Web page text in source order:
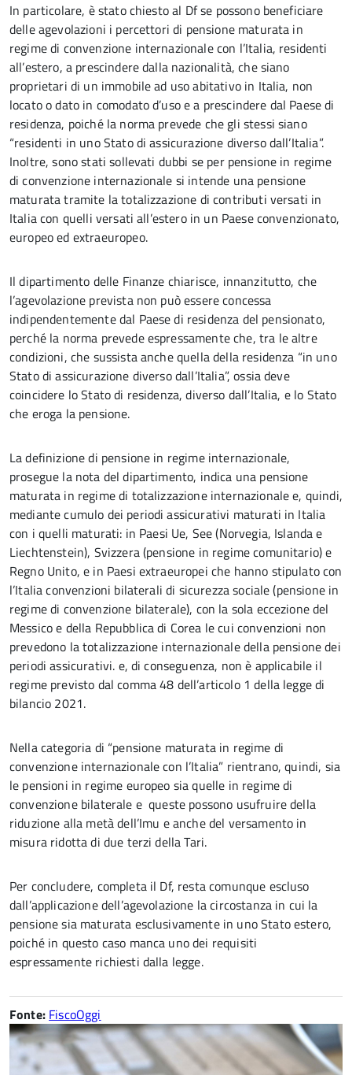
In particolare, è stato chiesto al Df se possono beneficiare
delle agevolazioni i percettori di pensione maturata in
regime di convenzione internazionale con l’Italia, residenti
all’estero, a prescindere dalla nazionalità, che siano
proprietari di un immobile ad uso abitativo in Italia, non
locato o dato in comodato d’uso e a prescindere dal Paese di
residenza, poiché la norma prevede che gli stessi siano
“residenti in uno Stato di assicurazione diverso dall’Italia”.
Inoltre, sono stati sollevati dubbi se per pensione in regime
di convenzione internazionale si intende una pensione
maturata tramite la totalizzazione di contributi versati in
Italia con quelli versati all’estero in un Paese convenzionato,
europeo ed extraeuropeo.
Il dipartimento delle Finanze chiarisce, innanzitutto, che
l’agevolazione prevista non può essere concessa
indipendentemente dal Paese di residenza del pensionato,
perché la norma prevede espressamente che, tra le altre
condizioni, che sussista anche quella della residenza “in uno
Stato di assicurazione diverso dall’Italia”, ossia deve
coincidere lo Stato di residenza, diverso dall’Italia, e lo Stato
che eroga la pensione.
La definizione di pensione in regime internazionale,
prosegue la nota del dipartimento, indica una pensione
maturata in regime di totalizzazione internazionale e, quindi,
mediante cumulo dei periodi assicurativi maturati in Italia
con i quelli maturati: in Paesi Ue, See (Norvegia, Islanda e
Liechtenstein), Svizzera (pensione in regime comunitario) e
Regno Unito, e in Paesi extraeuropei che hanno stipulato con
l’Italia convenzioni bilaterali di sicurezza sociale (pensione in
regime di convenzione bilaterale), con la sola eccezione del
Messico e della Repubblica di Corea le cui convenzioni non
prevedono la totalizzazione internazionale della pensione dei
periodi assicurativi. e, di conseguenza, non è applicabile il
regime previsto dal comma 48 dell’articolo 1 della legge di
bilancio 2021.
Nella categoria di “pensione maturata in regime di
convenzione internazionale con l’Italia” rientrano, quindi, sia
le pensioni in regime europeo sia quelle in regime di
convenzione bilaterale e queste possono usufruire della
riduzione alla metà dell’Imu e anche del versamento in
misura ridotta di due terzi della Tari.
Per concludere, completa il Df, resta comunque escluso
dall’applicazione dell’agevolazione la circostanza in cui la
pensione sia maturata esclusivamente in uno Stato estero,
poiché in questo caso manca uno dei requisiti
espressamente richiesti dalla legge.
Fonte: FiscoOggi